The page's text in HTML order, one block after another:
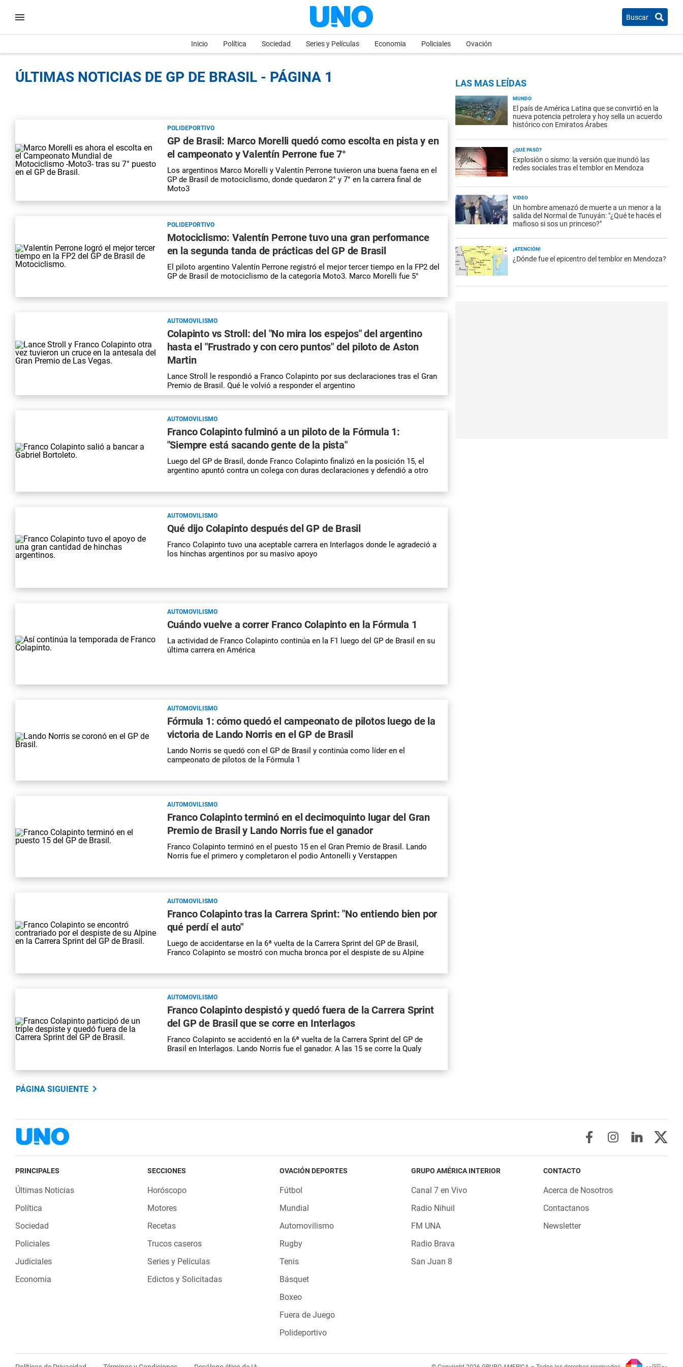
Buscar
Inicio Política Sociedad Series y Películas Economia Policiales Ovación
ÚLTIMAS NOTICIAS DE GP DE BRASIL - PÁGINA 1
POLIDEPORTIVO
GP de Brasil: Marco Morelli quedó como escolta en pista y en
el campeonato y Valentín Perrone fue 7°
Los argentinos Marco Morelli y Valentín Perrone tuvieron una buena faena en el
GP de Brasil de motociclismo, donde quedaron 2° y 7° en la carrera final de
Moto3
POLIDEPORTIVO
Motociclismo: Valentín Perrone tuvo una gran performance
en la segunda tanda de prácticas del GP de Brasil
El piloto argentino Valentín Perrone registró el mejor tercer tiempo en la FP2 del
GP de Brasil de motociclismo de la categoría Moto3. Marco Morelli fue 5°
AUTOMOVILISMO
Colapinto vs Stroll: del "No mira los espejos" del argentino
hasta el "Frustrado y con cero puntos" del piloto de Aston
Martin
Lance Stroll le respondió a Franco Colapinto por sus declaraciones tras el Gran
Premio de Brasil. Qué le volvió a responder el argentino
AUTOMOVILISMO
Franco Colapinto fulminó a un piloto de la Fórmula 1:
"Siempre está sacando gente de la pista"
Luego del GP de Brasil, donde Franco Colapinto finalizó en la posición 15, el
argentino apuntó contra un colega con duras declaraciones y defendió a otro
AUTOMOVILISMO
Qué dijo Colapinto después del GP de Brasil
Franco Colapinto tuvo una aceptable carrera en Interlagos donde le agradeció a
los hinchas argentinos por su masivo apoyo
AUTOMOVILISMO
Cuándo vuelve a correr Franco Colapinto en la Fórmula 1
La actividad de Franco Colapinto continúa en la F1 luego del GP de Brasil en su
última carrera en América
AUTOMOVILISMO
Fórmula 1: cómo quedó el campeonato de pilotos luego de la
victoria de Lando Norris en el GP de Brasil
Lando Norris se quedó con el GP de Brasil y continúa como líder en el
campeonato de pilotos de la Fórmula 1
AUTOMOVILISMO
Franco Colapinto terminó en el decimoquinto lugar del Gran
Premio de Brasil y Lando Norris fue el ganador
Franco Colapinto terminó en el puesto 15 en el Gran Premio de Brasil. Lando
Norris fue el primero y completaron el podio Antonelli y Verstappen
AUTOMOVILISMO
Franco Colapinto tras la Carrera Sprint: "No entiendo bien por
qué perdí el auto"
Luego de accidentarse en la 6ª vuelta de la Carrera Sprint del GP de Brasil,
Franco Colapinto se mostró con mucha bronca por el despiste de su Alpine
AUTOMOVILISMO
Franco Colapinto despistó y quedó fuera de la Carrera Sprint
del GP de Brasil que se corre en Interlagos
Franco Colapinto se accidentó en la 6ª vuelta de la Carrera Sprint del GP de
Brasil en Interlagos. Lando Norris fue el ganador. A las 15 se corre la Qualy
PÁGINA SIGUIENTE
LAS MAS LEÍDAS
MUNDO
El país de América Latina que se convirtió en la
nueva potencia petrolera y hoy sella un acuerdo
histórico con Emiratos Árabes
¿QUÉ PASÓ?
Explosión o sismo: la versión que inundó las
redes sociales tras el temblor en Mendoza
VIDEO
Un hombre amenazó de muerte a un menor a la
salida del Normal de Tunuyán: "¿Qué te hacés el
mafioso si sos un princeso?"
¡ATENCIÓN!
¿Dónde fue el epicentro del temblor en Mendoza?
PRINCIPALES
Últimas Noticias
Política
Sociedad
Policiales
Judiciales
Economia
SECCIONES
Horóscopo
Motores
Recetas
Trucos caseros
Series y Películas
Edictos y Solicitadas
OVACIÓN DEPORTES
Fútbol
Mundial
Automovilismo
Rugby
Tenis
Básquet
Boxeo
Fuera de Juego
Polideportivo
GRUPO AMÉRICA INTERIOR
Canal 7 en Vivo
Radio Nihuil
FM UNA
Radio Brava
San Juan 8
CONTACTO
Acerca de Nosotros
Contactanos
Newsletter